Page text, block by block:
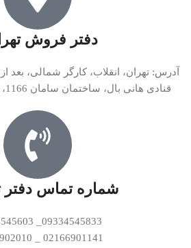
دفتر فروش
آدرس: تهران، انقلاب، کارگر شمالی، بعد
قنادی هانی بال، ساختمان سامان 1166، طبقه چهارم، واحد ۴۰۵
شماره تماس دفتر
09334545833_ 09334545603
02166901141 _ 02166902010